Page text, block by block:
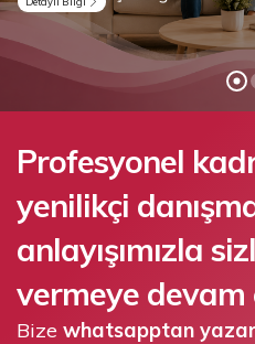
Profesyonel
yenilikçi
anlayışımızla
vermeye devam
Bize whatsapptan